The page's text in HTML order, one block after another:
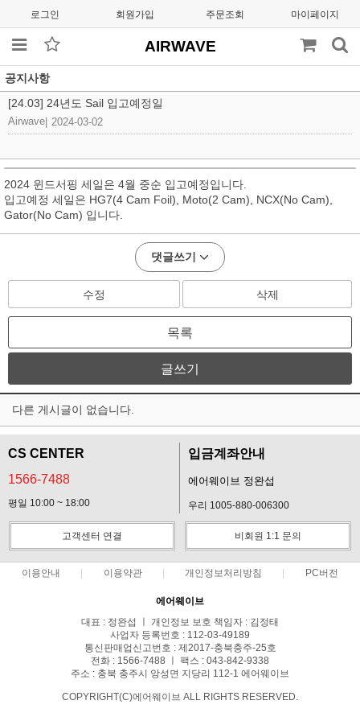
로그인 회원가입 주문조회 마이페이지
AIRWAVE
공지사항
[24.03] 24년도 Sail 입고예정일
Airwave 2024-03-02
2024 윈드서핑 세일은 4월 중순 입고예정입니다.
입고예정 세일은 HG7(4 Cam Foil), Moto(2 Cam), NCX(No Cam),
Gator(No Cam) 입니다.
댓글쓰기
수정 삭제
목록
글쓰기
다른 게시글이 없습니다.
CS CENTER
1566-7488
평일 10:00 ~ 18:00
입금계좌안내
에어웨이브 정완섭
우리 1005-880-006300
고객센터 연결 비회원 1:1 문의
이용안내 이용약관 개인정보처리방침 PC버전
에어웨이브
대표 : 정완섭 ㅣ 개인정보 보호 책임자 : 김정태
사업자 등록번호 : 112-03-49189
통신판매업신고번호 : 제2017-충북충주-25호
전화 : 1566-7488 ㅣ 팩스 : 043-842-9338
주소 : 충북 충주시 앙성면 지당리 112-1 에어웨이브
COPYRIGHT(C)에어웨이브 ALL RIGHTS RESERVED.